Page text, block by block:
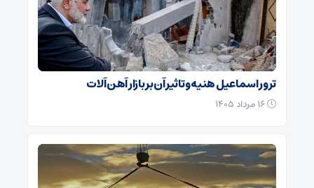
ترور اسماعیل هنیه و تاثیر آن بر بازار آهن آلات